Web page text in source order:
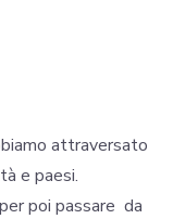
attraversato
e paesi.
poi passare da